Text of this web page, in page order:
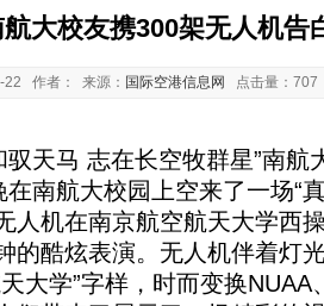
大校友携300架无人机告
22 作者： 来源： 国际空港信息网 点击量：
马 志在长空牧群星”南航
南航大校园上空来了一场“
人机在南京航空航天大学西
的酷炫表演。无人机伴着灯
大学”字样，时而变换